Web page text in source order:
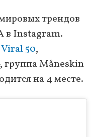
трендов
в Instagram.
Viral 50,
группа Måneskin
на 4 месте.